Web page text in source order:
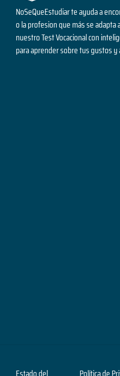
NoSeQueEstudiar te ayuda a
o la profesion que más se adapta
nuestro Test Vocacional con
para aprender sobre tus gustos y